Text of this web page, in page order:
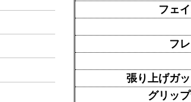
フェ
フ
張り上げガ
グリッ